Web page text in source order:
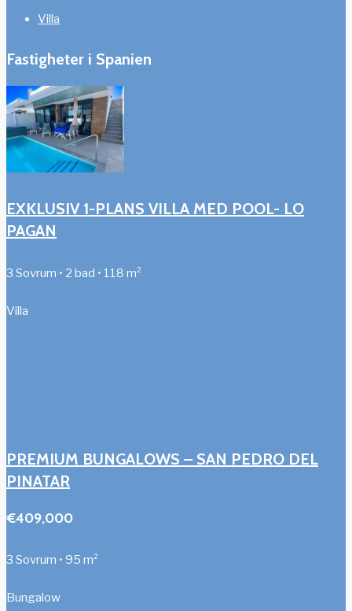
Villa
Fastigheter i Spanien
EXKLUSIV 1-PLANS VILLA MED POOL- LO
PAGAN
3 Sovrum • 2 bad • 118 m²
Villa
PREMIUM BUNGALOWS – SAN PEDRO DEL
PINATAR
€409,000
3 Sovrum • 95 m²
Bungalow